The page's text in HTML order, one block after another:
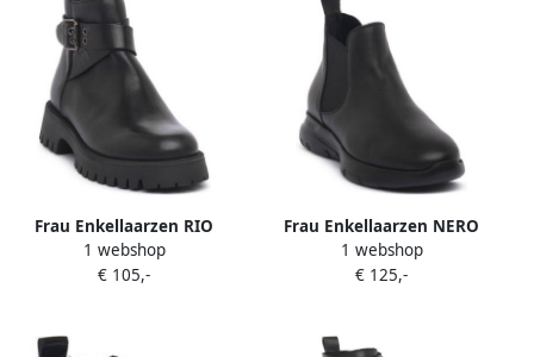
Frau Enkellaarzen RIO
NERO
1 webshop
€ 105,-
Frau Enkellaarzen NERO
SURF
1 webshop
€ 125,-